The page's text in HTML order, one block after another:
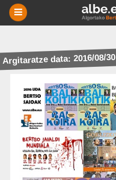
MIKRONIKAK
ESKOLAK
AGENDA
HISTORIA
BERTSOTEGIA
-
Argitaratze data: 2016/08/30